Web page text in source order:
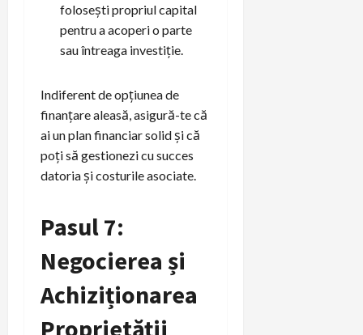
folosești propriul capital
pentru a acoperi o parte
sau întreaga investiție.
Indiferent de opțiunea de
finanțare aleasă, asigură-te că
ai un plan financiar solid și că
poți să gestionezi cu succes
datoria și costurile asociate.
Pasul 7:
Negocierea și
Achiziționarea
Proprietății